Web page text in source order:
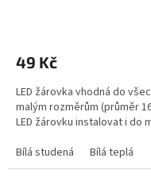
49 Kč
LED žárovka vhodná do
malým rozměrům (průměr
LED žárovku instalovat i do
Bílá studená
Bílá teplá